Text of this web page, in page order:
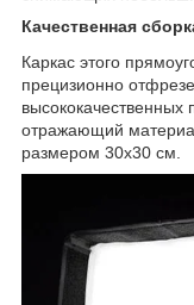
Качественная
Каркас этого
прецизионно
высококачественных
отражающий
размером 30x30 см.